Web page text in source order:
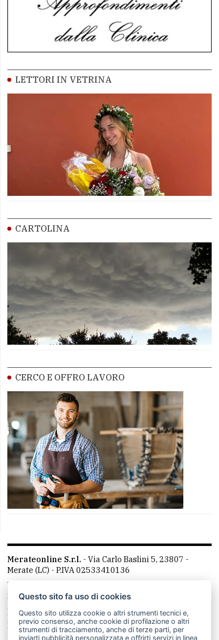
LETTORI IN VETRINA
CARTOLINA
CERCO E OFFRO LAVORO
Merateonline S.r.l. - Via Carlo Baslini 5, 23807 -
Merate (LC) - P.IVA 02533410136
Telefono:
mail: redazione@merateonline.it
La redazione
CasateOnline LeccoOnline
RSS
Made by VIP
Questo sito fa uso di cookies
Questo sito utilizza cookie o altri strumenti tecnici e,
previo consenso, anche cookie di profilazione o altri
strumenti di tracciamento, anche di terze parti, per
inviarti pubblicità personalizzata e offrirti servizi in linea